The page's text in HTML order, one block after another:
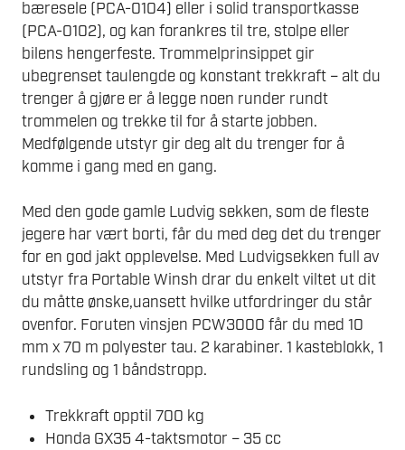
bæresele (PCA-0104) eller i solid transportkasse
(PCA-0102), og kan forankres til tre, stolpe eller
bilens hengerfeste. Trommelprinsippet gir
ubegrenset taulengde og konstant trekkraft – alt du
trenger å gjøre er å legge noen runder rundt
trommelen og trekke til for å starte jobben.
Medfølgende utstyr gir deg alt du trenger for å
komme i gang med en gang.
Med den gode gamle Ludvig sekken, som de fleste
jegere har vært borti, får du med deg det du trenger
for en god jakt opplevelse. Med Ludvigsekken full av
utstyr fra Portable Winsh drar du enkelt viltet ut dit
du måtte ønske,uansett hvilke utfordringer du står
ovenfor. Foruten vinsjen PCW3000 får du med 10
mm x 70 m polyester tau. 2 karabiner. 1 kasteblokk, 1
rundsling og 1 båndstropp.
Trekkraft opptil 700 kg
Honda GX35 4-taktsmotor – 35 cc